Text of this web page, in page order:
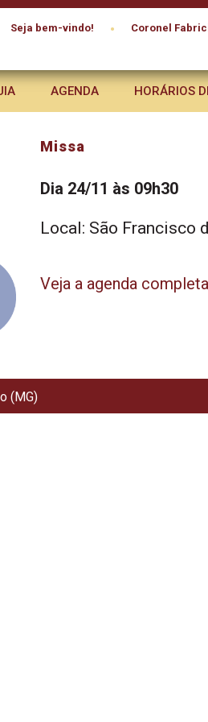
Seja bem-vindo! • Coronel
AGENDA HORÁRIOS
Missa
Dia 24/11 às 09h30
Local: São Francisco
Veja a agenda
(MG)